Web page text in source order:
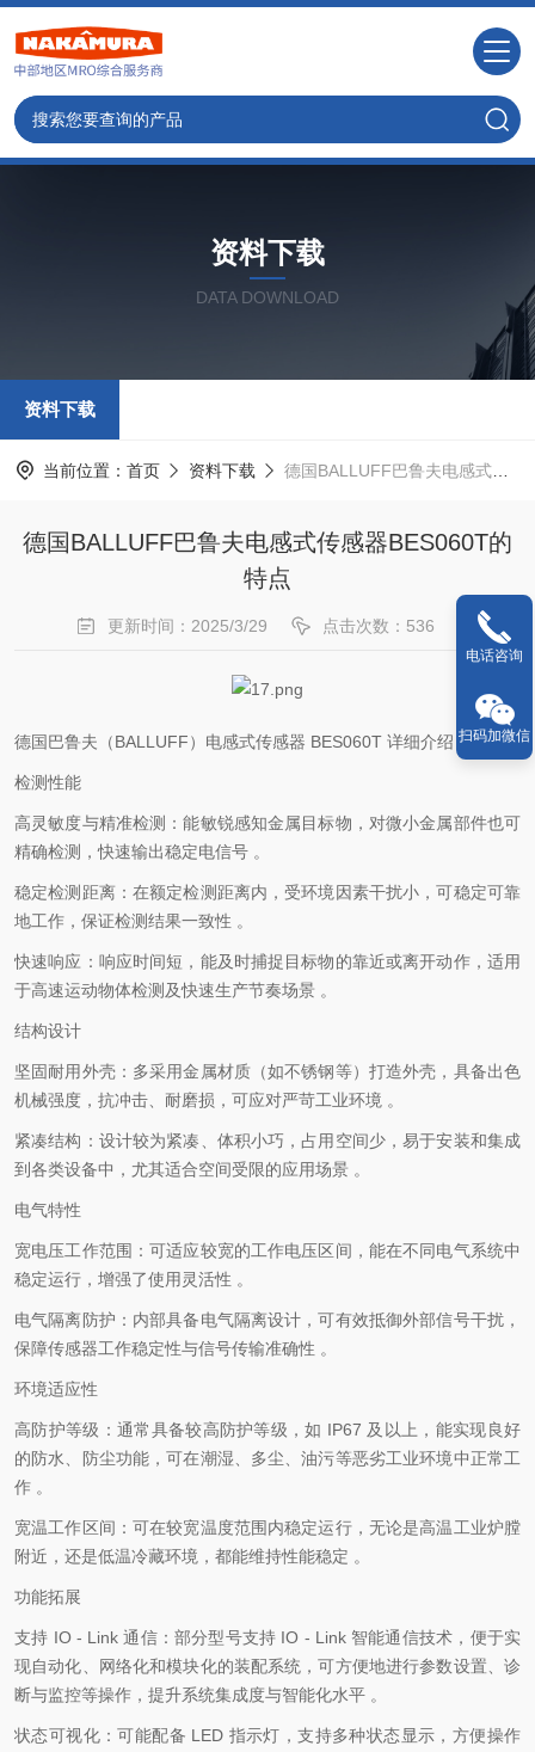
资料下载
DATA DOWNLOAD
资料下载
当前位置： 首页 资料下载 德国BALLUFF巴鲁夫电感式传感器BES060T的特点
德国BALLUFF巴鲁夫电感式传感器BES060T的
特点
更新时间：2025/3/29 点击次数：536
德国巴鲁夫（BALLUFF）电感式传感器 BES060T 详细介绍
检测性能
高灵敏度与精准检测：能敏锐感知金属目标物，对微小金属部件也可
精确检测，快速输出稳定电信号 。
稳定检测距离：在额定检测距离内，受环境因素干扰小，可稳定可靠
地工作，保证检测结果一致性 。
快速响应：响应时间短，能及时捕捉目标物的靠近或离开动作，适用
于高速运动物体检测及快速生产节奏场景 。
结构设计
坚固耐用外壳：多采用金属材质（如不锈钢等）打造外壳，具备出色
机械强度，抗冲击、耐磨损，可应对严苛工业环境 。
紧凑结构：设计较为紧凑、体积小巧，占用空间少，易于安装和集成
到各类设备中，尤其适合空间受限的应用场景 。
电气特性
宽电压工作范围：可适应较宽的工作电压区间，能在不同电气系统中
稳定运行，增强了使用灵活性 。
电气隔离防护：内部具备电气隔离设计，可有效抵御外部信号干扰，
保障传感器工作稳定性与信号传输准确性 。
环境适应性
高防护等级：通常具备较高防护等级，如 IP67 及以上，能实现良好
的防水、防尘功能，可在潮湿、多尘、油污等恶劣工业环境中正常工
作 。
宽温工作区间：可在较宽温度范围内稳定运行，无论是高温工业炉膛
附近，还是低温冷藏环境，都能维持性能稳定 。
功能拓展
支持 IO - Link 通信：部分型号支持 IO - Link 智能通信技术，便于实
现自动化、网络化和模块化的装配系统，可方便地进行参数设置、诊
断与监控等操作，提升系统集成度与智能化水平 。
状态可视化：可能配备 LED 指示灯，支持多种状态显示，方便操作
电话咨询
扫码加微信